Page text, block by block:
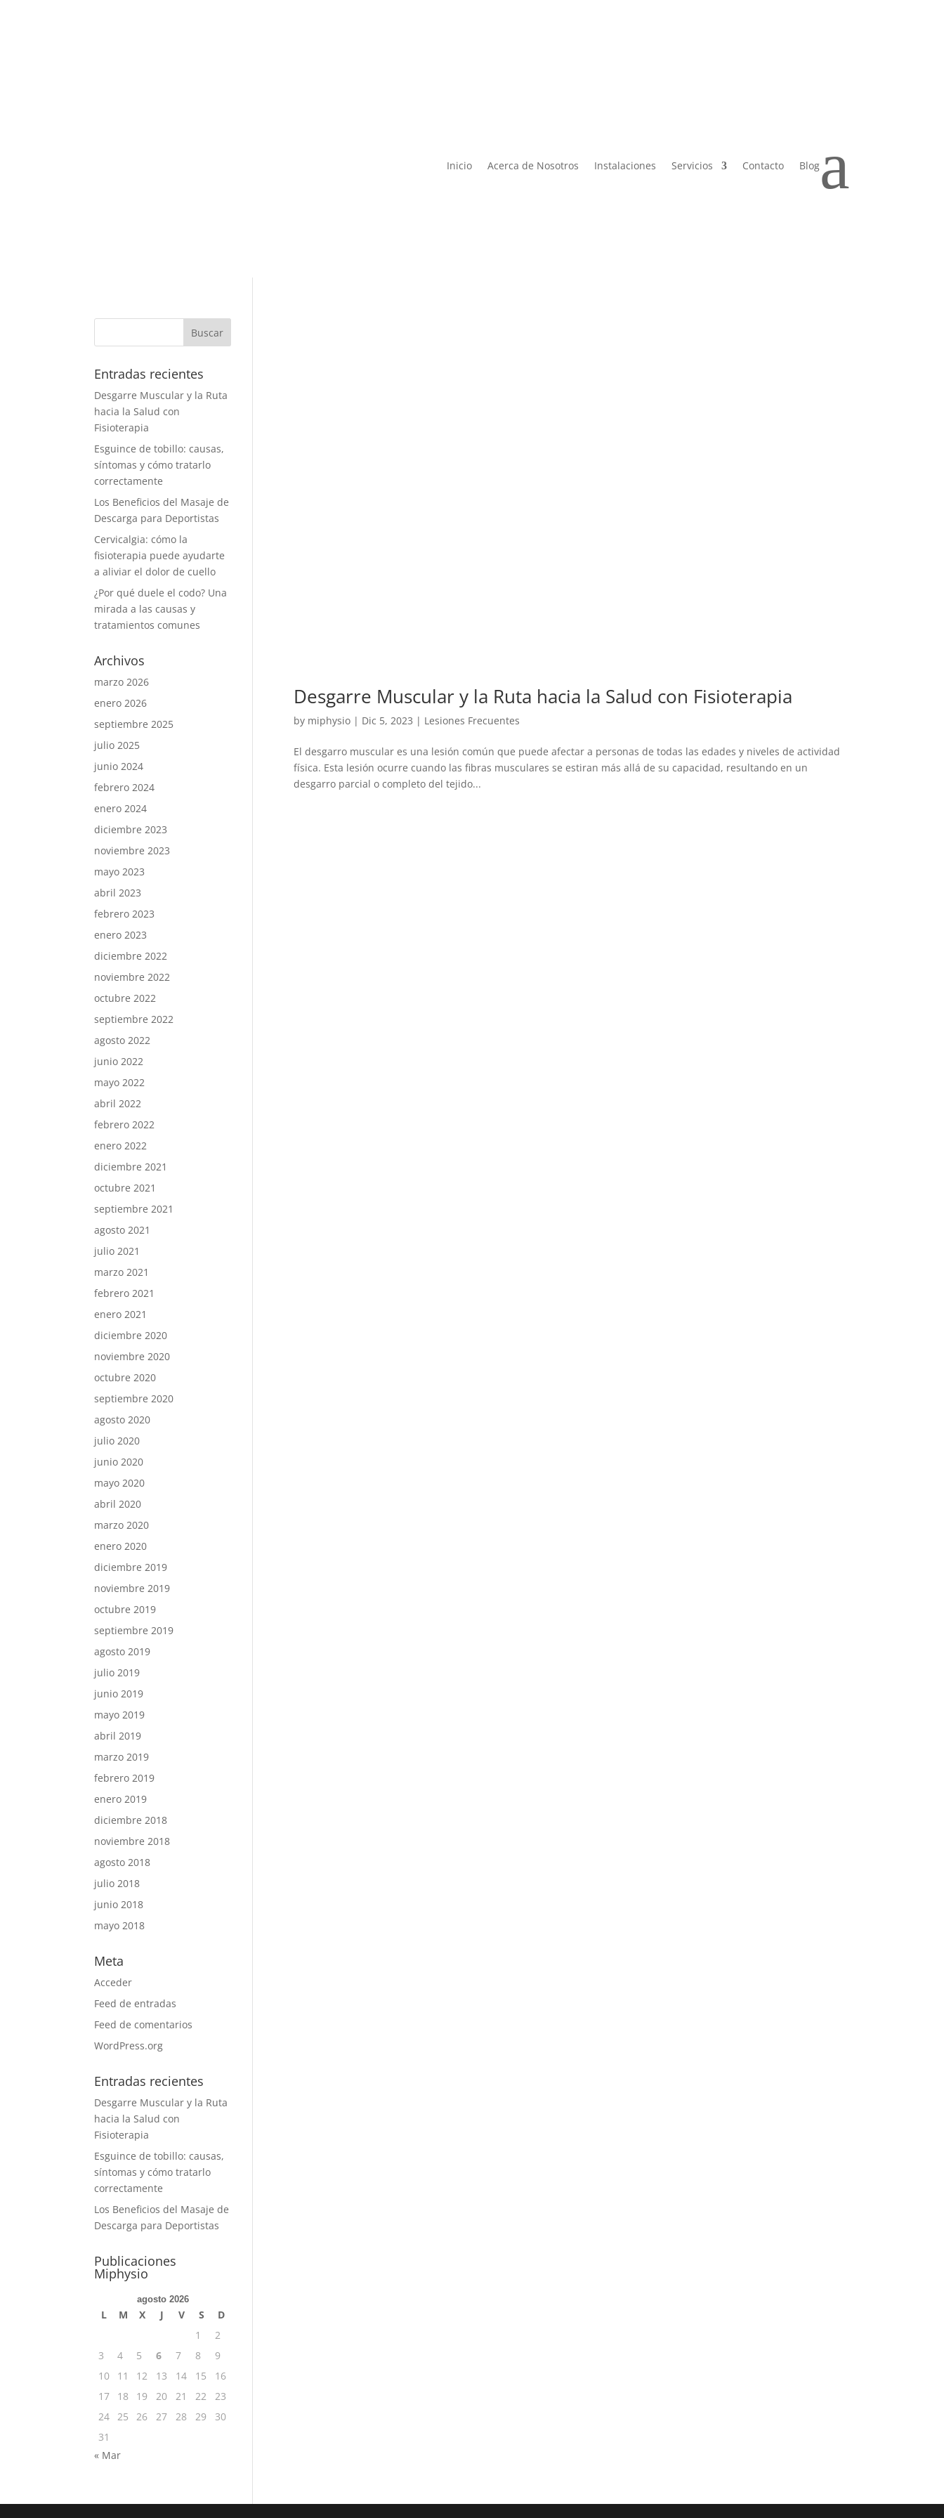
Inicio Acerca de Nosotros Instalaciones Servicios Contacto Bloga
Desgarre Muscular y la Ruta hacia la Salud con Fisioterapia
by miphysio| Dic 5, 2023 | Lesiones Frecuentes
El desgarro muscular es una lesión común que puede afectar a personas de todas las edades y niveles de actividad
física. Esta lesión ocurre cuando las fibras musculares se estiran más allá de su capacidad, resultando en un
desgarro parcial o completo del tejido...
Entradas recientes
Desgarre Muscular y la Ruta
hacia la Salud con
Fisioterapia
Esguince de tobillo: causas,
síntomas y cómo tratarlo
correctamente
Los Beneficios del Masaje de
Descarga para Deportistas
Cervicalgia: cómo la
fisioterapia puede ayudarte
a aliviar el dolor de cuello
¿Por qué duele el codo? Una
mirada a las causas y
tratamientos comunes
Archivos
marzo 2026
enero 2026
septiembre 2025
julio 2025
junio 2024
febrero 2024
enero 2024
diciembre 2023
noviembre 2023
mayo 2023
abril 2023
febrero 2023
enero 2023
diciembre 2022
noviembre 2022
octubre 2022
septiembre 2022
agosto 2022
junio 2022
mayo 2022
abril 2022
febrero 2022
enero 2022
diciembre 2021
octubre 2021
septiembre 2021
agosto 2021
julio 2021
marzo 2021
febrero 2021
enero 2021
diciembre 2020
noviembre 2020
octubre 2020
septiembre 2020
agosto 2020
julio 2020
junio 2020
mayo 2020
abril 2020
marzo 2020
enero 2020
diciembre 2019
noviembre 2019
octubre 2019
septiembre 2019
agosto 2019
julio 2019
junio 2019
mayo 2019
abril 2019
marzo 2019
febrero 2019
enero 2019
diciembre 2018
noviembre 2018
agosto 2018
julio 2018
junio 2018
mayo 2018
Meta
Acceder
Feed de entradas
Feed de comentarios
WordPress.org
Entradas recientes
Desgarre Muscular y la Ruta
hacia la Salud con
Fisioterapia
Esguince de tobillo: causas,
síntomas y cómo tratarlo
correctamente
Los Beneficios del Masaje de
Descarga para Deportistas
Publicaciones
Miphysio
agosto 2026
L M X J V S
D
1
2
3
4 5 6 7 8
9
10
11 12 13 14 15
16
17
18 19 20 21 22
23
24
25 26 27 28 29
30
31
« Mar